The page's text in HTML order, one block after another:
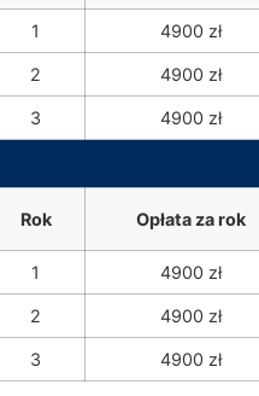
1 4900 zł
2 4900 zł
3 4900 zł
Rok Opłata za rok
1 4900 zł
2 4900 zł
3 4900 zł